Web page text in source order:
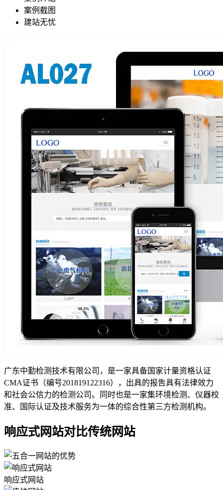
案例截图
建站无忧
广东中勤检测技术有限公司，是一家具备国家计量资格认证
CMA证书（编号201819122316），出具的报吿具有法律效力
和社会公信力的检测公司。同时也是一家集环境检测、仪器校
准、国际认证及技术服务为一体的综合性第三方检测机构。
响应式网站对比传统网站
响应式网站